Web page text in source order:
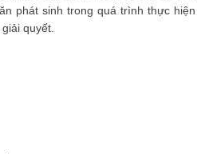
phát sinh trong quá trình thực
quyết.